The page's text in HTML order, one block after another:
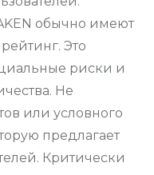
обычно имеют
Это
риски и
Не
или условного
предлагает
Критически